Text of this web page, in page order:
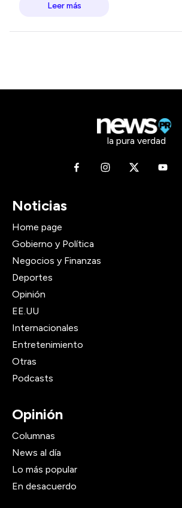
Leer más
la pura verdad
Noticias
Home page
Gobierno y Política
Negocios y Finanzas
Deportes
Opinión
EE.UU
Internacionales
Entretenimiento
Otras
Podcasts
Opinión
Columnas
News al día
Lo más popular
En desacuerdo